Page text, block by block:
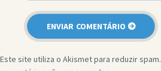
Este site utiliza o Akismet para reduzir spam.